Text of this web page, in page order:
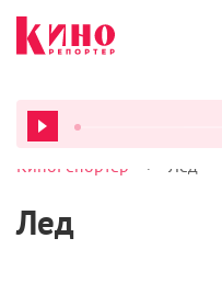
ВСЕ ПОДКАСТЫ
КиноРепортер > Лед
Лед